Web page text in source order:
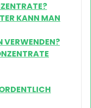
KANN MAN
VERWENDEN?